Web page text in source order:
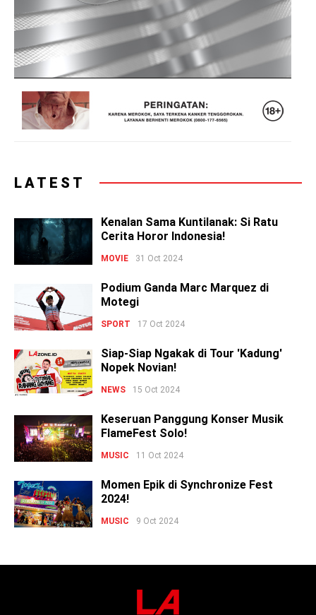
LATEST
Kenalan Sama Kuntilanak: Si Ratu
Cerita Horor Indonesia!
MOVIE 31 Oct 2024
Podium Ganda Marc Marquez di
Motegi
SPORT 17 Oct 2024
Siap-Siap Ngakak di Tour 'Kadung'
Nopek Novian!
NEWS 15 Oct 2024
Keseruan Panggung Konser Musik
FlameFest Solo!
MUSIC 11 Oct 2024
Momen Epik di Synchronize Fest
2024!
MUSIC 9 Oct 2024